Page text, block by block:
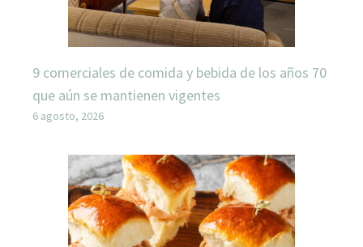
9 comerciales de comida y bebida de los años 70
que aún se mantienen vigentes
6 agosto, 2026